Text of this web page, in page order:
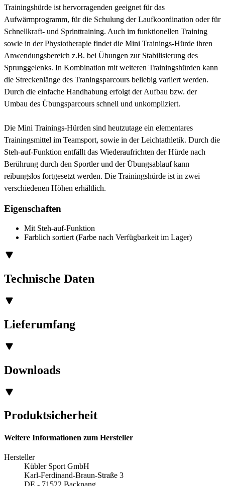
Trainingshürde ist hervorragenden geeignet für das
Aufwärmprogramm, für die Schulung der Laufkoordination oder für
Schnellkraft- und Sprinttraining. Auch im funktionellen Training
sowie in der Physiotherapie findet die Mini Trainings-Hürde ihren
Anwendungsbereich z.B. bei Übungen zur Stabilisierung des
Sprunggelenks. In Kombination mit weiteren Trainingshürden kann
die Streckenlänge des Traningsparcours beliebig variiert werden.
Durch die einfache Handhabung erfolgt der Aufbau bzw. der
Umbau des Übungsparcours schnell und unkompliziert.
Die Mini Trainings-Hürden sind heutzutage ein elementares
Trainingsmittel im Teamsport, sowie in der Leichtathletik. Durch die
Steh-auf-Funktion entfällt das Wiederaufrichten der Hürde nach
Berührung durch den Sportler und der Übungsablauf kann
reibungslos fortgesetzt werden. Die Trainingshürde ist in zwei
verschiedenen Höhen erhältlich.
Eigenschaften
Mit Steh-auf-Funktion
Farblich sortiert (Farbe nach Verfügbarkeit im Lager)
Technische Daten
Lieferumfang
Downloads
Produktsicherheit
Weitere Informationen zum Hersteller
Hersteller
Kübler Sport GmbH
Karl-Ferdinand-Braun-Straße 3
DE - 71522 Backnang